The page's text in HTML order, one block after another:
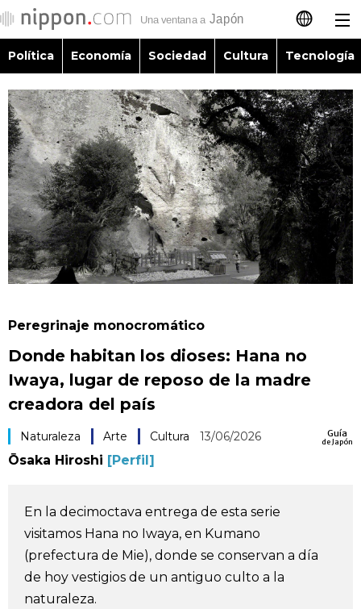
日本語
English
简体字
繁體字
Français
العربية
Política
Economía
Sociedad
Vida
Guía de Japón
Más
Política Economía Sociedad Cultura Tecnología
Peregrinaje monocromático
Donde habitan los dioses: Hana no
Iwaya, lugar de reposo de la madre
creadora del país
Guía
de Japón
Naturaleza Arte Cultura 13/06/2026
Ōsaka Hiroshi [Perfil]
En la decimoctava entrega de esta serie
visitamos Hana no Iwaya, en Kumano
(prefectura de Mie), donde se conservan a día
de hoy vestigios de un antiguo culto a la
naturaleza.